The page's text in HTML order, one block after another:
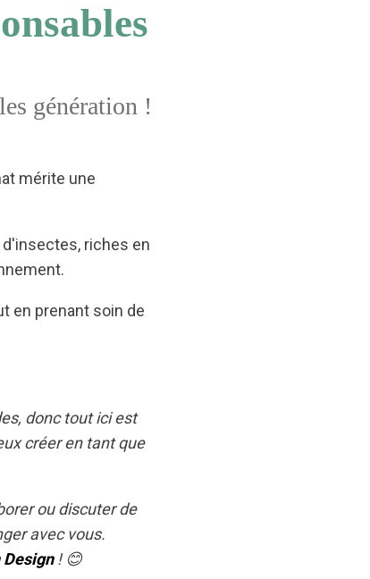
génération !
mérite une
riches en
en prenant soin de
donc tout ici est
créer en tant que
ou discuter de
avec vous.
Design! 😊